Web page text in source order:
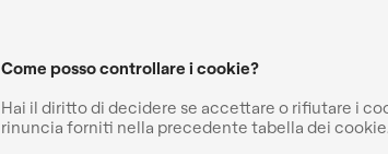
Come posso controllare i cookie?
Hai il diritto di decidere se accettare o rifiutare i
rinuncia forniti nella precedente tabella dei cookie.